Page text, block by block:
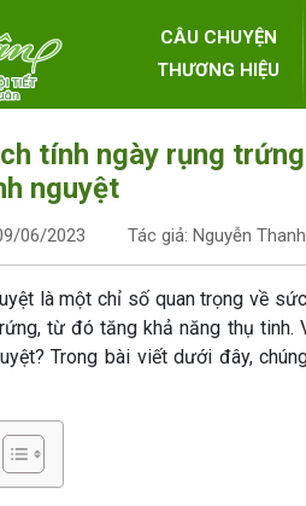
CÂU CHUYỆN
THƯƠNG HIỆU
tính ngày rụng
nguyệt
06/2023 Tác giả: Nguyễn
là một chỉ số quan trọng về
từ đó tăng khả năng thụ tinh.
Trong bài viết dưới đây,